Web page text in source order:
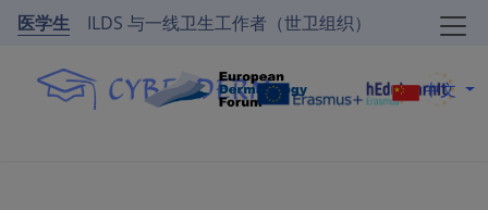
医学生 ILDS 与一线卫生工作者（世卫组织）
中文